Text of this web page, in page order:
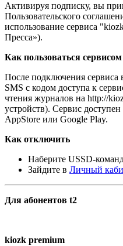
Активируя подписку, вы
Пользовательского
использование сервиса
Пресса»).
Как пользоваться сервисом
После подключения
SMS с кодом доступа к
чтения журналов на http://
устройств). Сервис
AppStore или Google Play.
Как отключить
Наберите USSD-
Зайдите в Личный
Для абонентов t2
kiozk premium